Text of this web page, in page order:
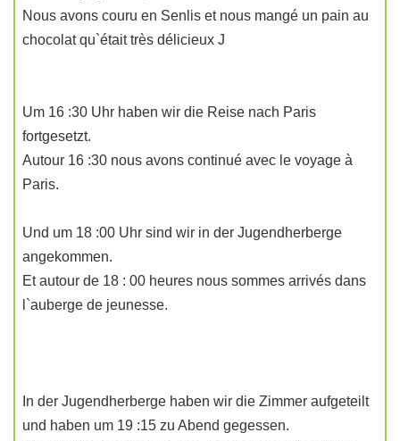
Nous avons couru en Senlis et nous mangé un pain au
chocolat qu`était très délicieux J
Um 16 :30 Uhr haben wir die Reise nach Paris
fortgesetzt.
Autour 16 :30 nous avons continué avec le voyage à
Paris.
Und um 18 :00 Uhr sind wir in der Jugendherberge
angekommen.
Et autour de 18 : 00 heures nous sommes arrivés dans
l`auberge de jeunesse.
In der Jugendherberge haben wir die Zimmer aufgeteilt
und haben um 19 :15 zu Abend gegessen.